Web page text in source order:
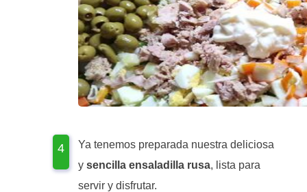
Ya tenemos preparada nuestra deliciosa
y sencilla ensaladilla rusa, lista para
servir y disfrutar.